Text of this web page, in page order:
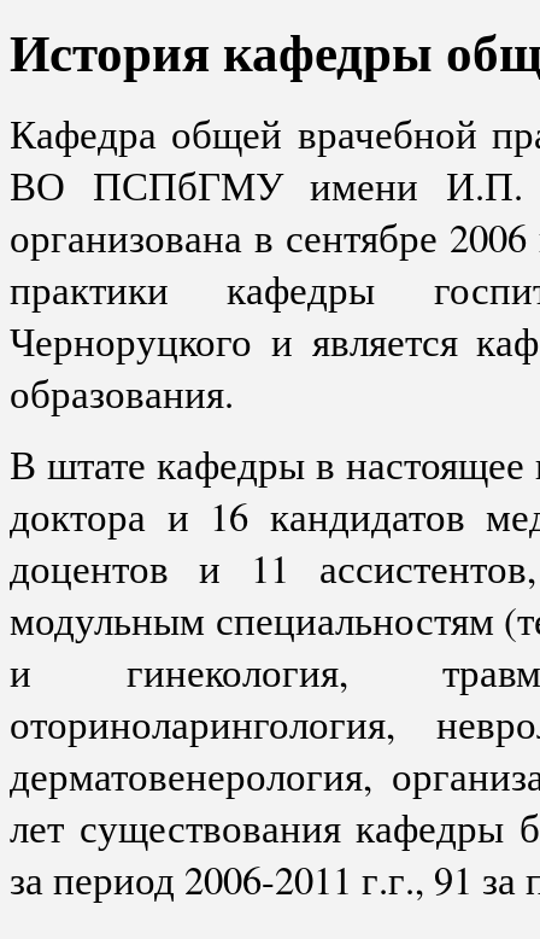
История кафедры
Кафедра общей врачебной
ВО ПСПбГМУ имени И.П.
организована в сентябре
практики кафедры
Черноруцкого и является
образования.
В штате кафедры в настоящее
доктора и 16 кандидатов
доцентов и 11
модульным специальностям
и гинекология,
оториноларингология,
дерматовенерология,
лет существования кафедры
за период 2006-2011 г.г., 91